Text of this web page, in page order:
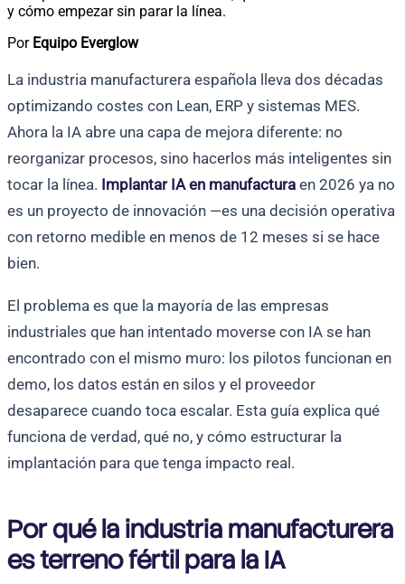
y cómo empezar sin parar la línea.
Por Equipo Everglow
La industria manufacturera española lleva dos décadas
optimizando costes con Lean, ERP y sistemas MES.
Ahora la IA abre una capa de mejora diferente: no
reorganizar procesos, sino hacerlos más inteligentes sin
tocar la línea. Implantar IA en manufactura en 2026 ya no
es un proyecto de innovación —es una decisión operativa
con retorno medible en menos de 12 meses si se hace
bien.
El problema es que la mayoría de las empresas
industriales que han intentado moverse con IA se han
encontrado con el mismo muro: los pilotos funcionan en
demo, los datos están en silos y el proveedor
desaparece cuando toca escalar. Esta guía explica qué
funciona de verdad, qué no, y cómo estructurar la
implantación para que tenga impacto real.
Por qué la industria manufacturera
es terreno fértil para la IA